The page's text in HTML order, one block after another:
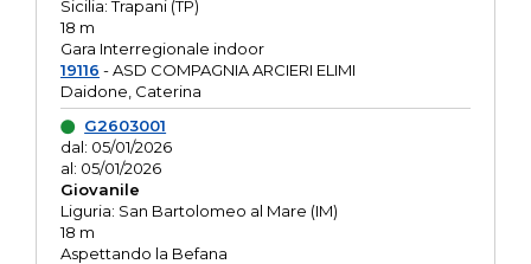
Sicilia: Trapani (TP)
18 m
Gara Interregionale indoor
19116 - ASD COMPAGNIA ARCIERI ELIMI
Daidone, Caterina
G2603001
dal: 05/01/2026
al: 05/01/2026
Giovanile
Liguria: San Bartolomeo al Mare (IM)
18 m
Aspettando la Befana